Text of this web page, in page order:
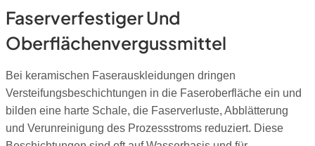
Faserverfestiger Und
Oberflächenvergussmittel
Bei keramischen Faserauskleidungen dringen
Versteifungsbeschichtungen in die Faseroberfläche ein und
bilden eine harte Schale, die Faserverluste, Abblätterung
und Verunreinigung des Prozessstroms reduziert. Diese